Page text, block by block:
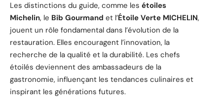
Les distinctions du guide, comme les étoiles
Michelin, le Bib Gourmand et l’Étoile Verte MICHELIN,
jouent un rôle fondamental dans l’évolution de la
restauration. Elles encouragent l’innovation, la
recherche de la qualité et la durabilité. Les chefs
étoilés deviennent des ambassadeurs de la
gastronomie, influençant les tendances culinaires et
inspirant les générations futures.